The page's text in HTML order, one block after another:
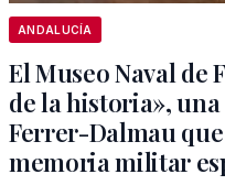
ANDALUCÍA
El Museo Naval de
de la historia»,
Ferrer-Dalmau
memoria militar